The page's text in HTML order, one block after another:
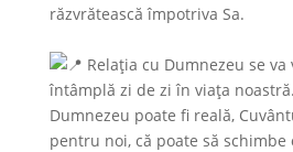
răzvrătească împotriva Sa.
Relația cu Dumnezeu se va
întâmplă zi de zi în viața
Dumnezeu poate fi reală,
pentru noi, că poate să schimbe